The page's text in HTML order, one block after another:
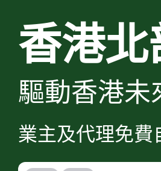
香港北
驅動香港未
業主及代理免費